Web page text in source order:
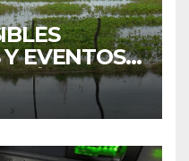
EVENTOS
SER UN